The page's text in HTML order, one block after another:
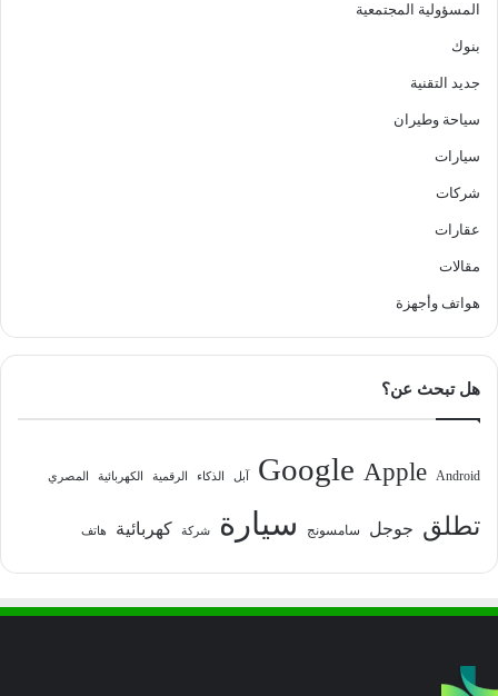
المسؤولية المجتمعية
بنوك
جديد التقنية
سياحة وطيران
سيارات
شركات
عقارات
مقالات
هواتف وأجهزة
هل تبحث عن؟
Android
Apple
Google آبل الذكاء الرقمية الكهربائية المصري
تطلق جوجل سامسونج سيارة شركة كهربائية هاتف